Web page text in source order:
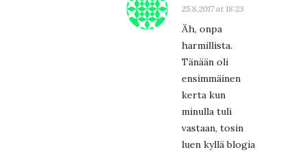
25.8.2017 at 18:23
Äh, onpa
harmillista.
Tänään oli
ensimmäinen
kerta kun
minulla tuli
vastaan, tosin
luen kyllä blogia